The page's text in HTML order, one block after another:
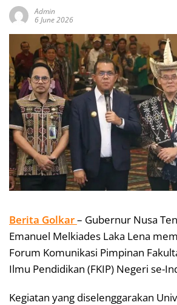
Admin
6 June 2026
Berita Golkar– Gubernur Nusa
Emanuel Melkiades Laka Lena
Forum Komunikasi Pimpinan
Ilmu Pendidikan (FKIP) Negeri se-
Kegiatan yang diselenggarakan